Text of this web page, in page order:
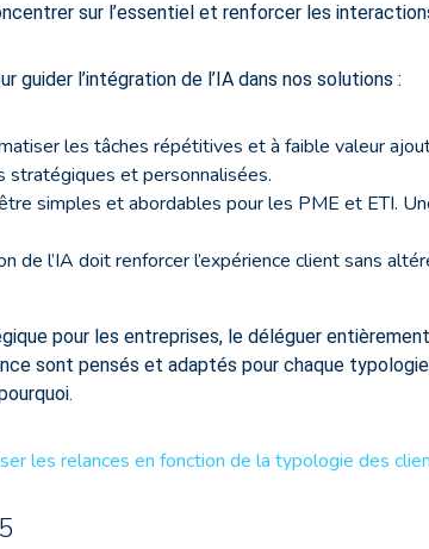
sur l’essentiel et renforcer les
guider l’intégration de l’IA dans nos solutions :
les tâches répétitives et à faible valeur
stratégiques et personnalisées.
simples et abordables pour les PME et ETI.
de l’IA doit renforcer l’expérience client sans
pour les entreprises, le déléguer entièrement
sont pensés et adaptés pour chaque
les relances en fonction de la typologie des